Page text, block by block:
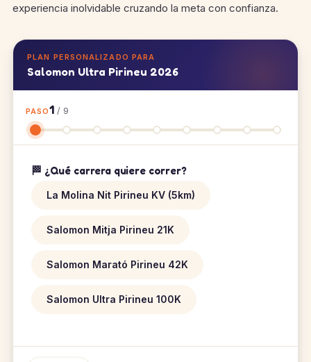
experiencia inolvidable cruzando la meta con confianza.
PLAN PERSONALIZADO PARA
Salomon Ultra Pirineu 2026
PASO1 / 9
🏁 ¿Qué carrera quiere correr?
La Molina Nit Pirineu KV (5km)
Salomon Mitja Pirineu 21K
Salomon Marató Pirineu 42K
Salomon Ultra Pirineu 100K